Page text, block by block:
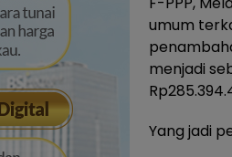
umum
menjadi
Yang jadi